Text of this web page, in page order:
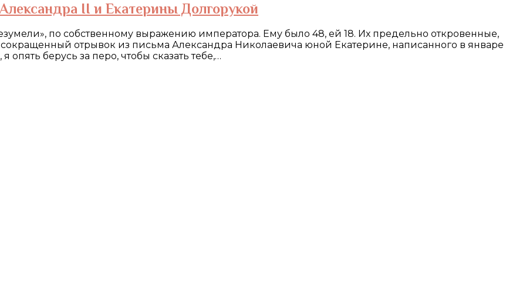
II и Екатерины Долгорукой
по собственному выражению императора. Ему было 48, ей 18. Их предельно откровенные,
сокращенный отрывок из письма Александра Николаевича юной Екатерине, написанного в январе
опять берусь за перо, чтобы сказать тебе,…